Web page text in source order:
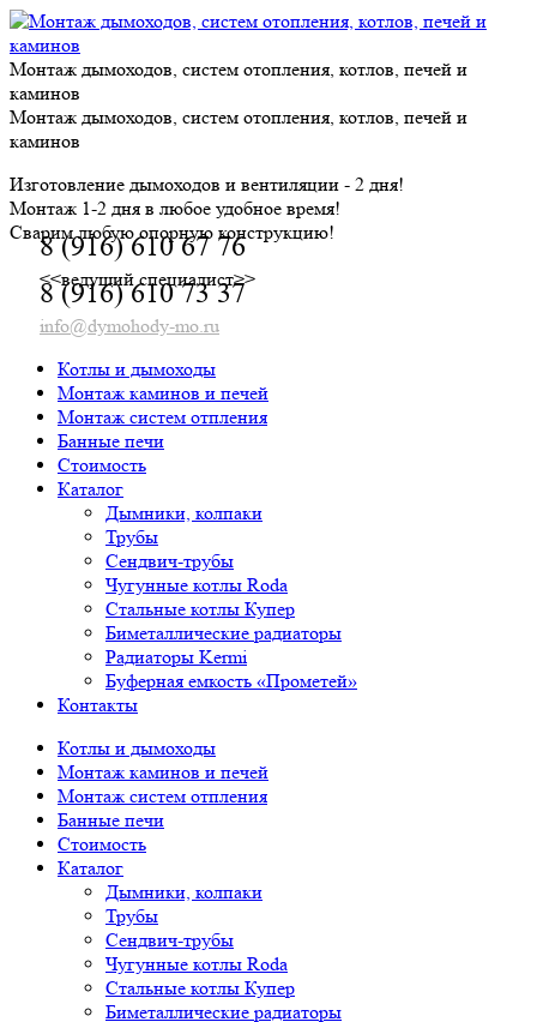
Skip
to
content
Монтаж дымоходов, систем отопления, котлов, печей и
каминов
Монтаж дымоходов, систем отопления, котлов, печей и
каминов
Изготовление дымоходов и вентиляции - 2 дня!
Монтаж 1-2 дня в любое удобное время!
Сварим любую опорную конструкцию!
8 (916) 610 67 76
<<ведущий специалист>>
8 (916) 610 73 37
info@dymohody-mo.ru
Котлы и дымоходы
Монтаж каминов и печей
Монтаж систем отпления
Банные печи
Стоимость
Каталог
Дымники, колпаки
Трубы
Сендвич-трубы
Чугунные котлы Roda
Стальные котлы Купер
Биметаллические радиаторы
Радиаторы Kermi
Буферная емкость «Прометей»
Контакты
Котлы и дымоходы
Монтаж каминов и печей
Монтаж систем отпления
Банные печи
Стоимость
Каталог
Дымники, колпаки
Трубы
Сендвич-трубы
Чугунные котлы Roda
Стальные котлы Купер
Биметаллические радиаторы